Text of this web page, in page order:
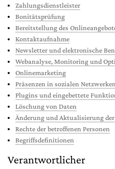
Zahlungsdienstleister
Bonitätsprüfung
Bereitstellung des
Kontaktaufnahme
Newsletter und elektronische
Webanalyse, Monitoring und
Onlinemarketing
Präsenzen in sozialen
Plugins und eingebettete
Löschung von Daten
Änderung und Aktualisierung
Rechte der betroffenen Personen
Begriffsdefinitionen
Verantwortlicher